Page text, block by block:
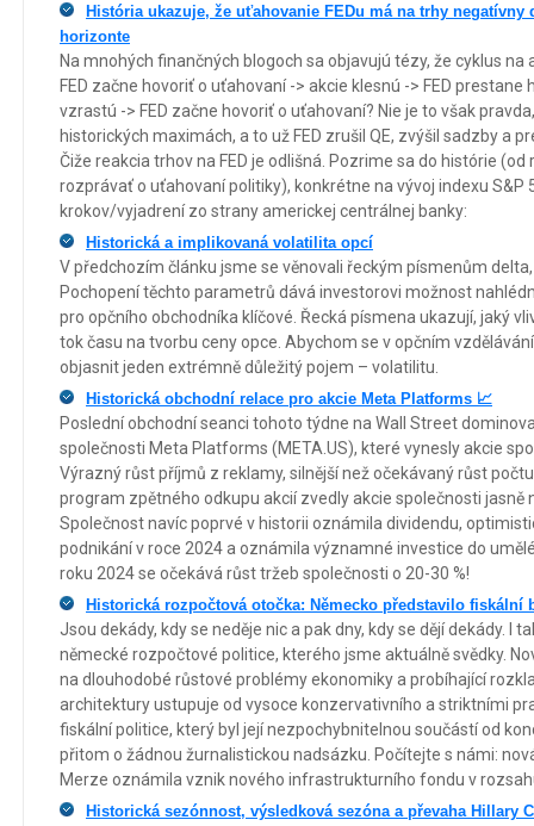
História ukazuje, že uťahovanie FEDu má na trhy negatívny
horizonte
Na mnohých finančných blogoch sa objavujú tézy, že cyklus
FED začne hovoriť o uťahovaní -> akcie klesnú -> FED
vzrastú -> FED začne hovoriť o uťahovaní? Nie je to však
historických maximách, a to už FED zrušil QE, zvýšil sadzby a
Čiže reakcia trhov na FED je odlišná. Pozrime sa do histórie (od
rozprávať o uťahovaní politiky), konkrétne na vývoj indexu S&P
krokov/vyjadrení zo strany americkej centrálnej banky:
Historická a implikovaná volatilita opcí
V předchozím článku jsme se věnovali řeckým písmenům
Pochopení těchto parametrů dává investorovi možnost
pro opčního obchodníka klíčové. Řecká písmena ukazují, jaký
tok času na tvorbu ceny opce. Abychom se v opčním
objasnit jeden extrémně důležitý pojem – volatilitu.
Historická obchodní relace pro akcie Meta Platforms 📈
Poslední obchodní seanci tohoto týdne na Wall Street
společnosti Meta Platforms (META.US), které vynesly akcie
Výrazný růst příjmů z reklamy, silnější než očekávaný růst
program zpětného odkupu akcií zvedly akcie společnosti jasně
Společnost navíc poprvé v historii oznámila dividendu,
podnikání v roce 2024 a oznámila významné investice do
roku 2024 se očekává růst tržeb společnosti o 20-30 %!
Historická rozpočtová otočka: Německo představilo fiskální
Jsou dekády, kdy se neděje nic a pak dny, kdy se dějí dekády. I
německé rozpočtové politice, kterého jsme aktuálně svědky.
na dlouhodobé růstové problémy ekonomiky a probíhající
architektury ustupuje od vysoce konzervativního a striktními
fiskální politice, který byl její nezpochybnitelnou součástí od
přitom o žádnou žurnalistickou nadsázku. Počítejte s námi:
Merze oznámila vznik nového infrastrukturního fondu v
Historická sezónnost, výsledková sezóna a převaha Hillary